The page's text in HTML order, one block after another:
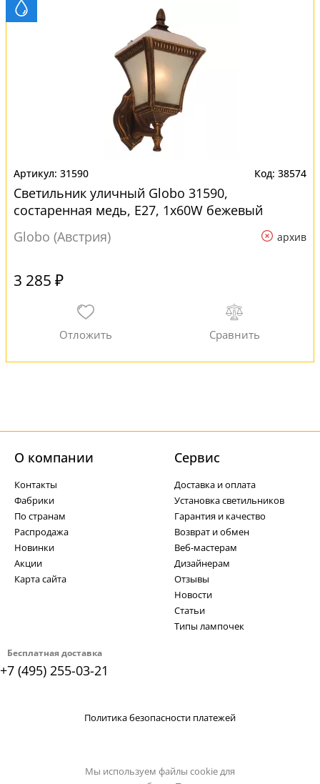
31590 38574
Светильник уличный Globo 31590,
состаренная медь, E27, 1x60W бежевый
Globo (Австрия)
архив
3 285 ₽
Бесплатная доставка
+7 (495) 255-03-21
О компании
Контакты
Фабрики
По странам
Распродажа
Новинки
Акции
Карта сайта
Cервис
Доставка и оплата
Установка светильников
Гарантия и качество
Возврат и обмен
Веб-мастерам
Дизайнерам
Отзывы
Новости
Статьи
Типы лампочек
Политика безопасности платежей
Мы используем файлы cookie для